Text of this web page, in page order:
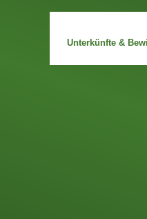
Unterkünfte &